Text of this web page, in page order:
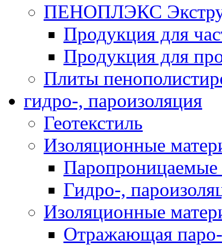
ПЕНОПЛЭКС
Продукция для
Продукция для
Плиты
гидро-, пароизоляция
Геотекстиль
Изоляционные
Гидро-,
Изоляционные
Отражающая